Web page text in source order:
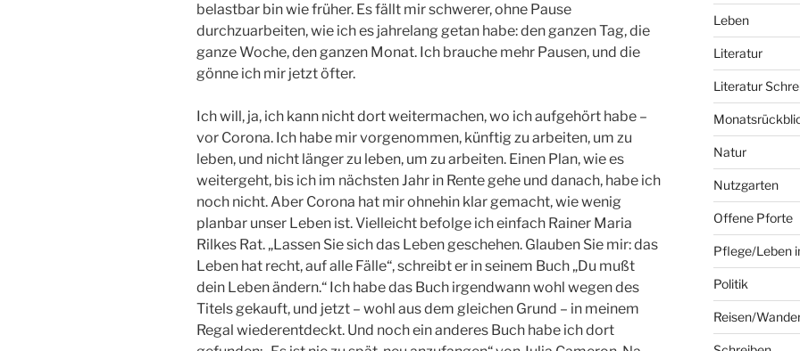
belastbar bin wie früher. Es fällt mir schwerer, ohne Pause
durchzuarbeiten, wie ich es jahrelang getan habe: den ganzen Tag, die
ganze Woche, den ganzen Monat. Ich brauche mehr Pausen, und die
gönne ich mir jetzt öfter.
Ich will, ja, ich kann nicht dort weitermachen, wo ich aufgehört habe –
vor Corona. Ich habe mir vorgenommen, künftig zu arbeiten, um zu
leben, und nicht länger zu leben, um zu arbeiten. Einen Plan, wie es
weitergeht, bis ich im nächsten Jahr in Rente gehe und danach, habe ich
noch nicht. Aber Corona hat mir ohnehin klar gemacht, wie wenig
planbar unser Leben ist. Vielleicht befolge ich einfach Rainer Maria
Rilkes Rat. „Lassen Sie sich das Leben geschehen. Glauben Sie mir: das
Leben hat recht, auf alle Fälle“, schreibt er in seinem Buch „Du mußt
dein Leben ändern.“ Ich habe das Buch irgendwann wohl wegen des
Titels gekauft, und jetzt – wohl aus dem gleichen Grund – in meinem
Regal wiederentdeckt. Und noch ein anderes Buch habe ich dort
Leben
Literatur
Literatur
Natur
Nutzgarten
Offene Pforte
Pflege/Leben
Politik
Reisen/